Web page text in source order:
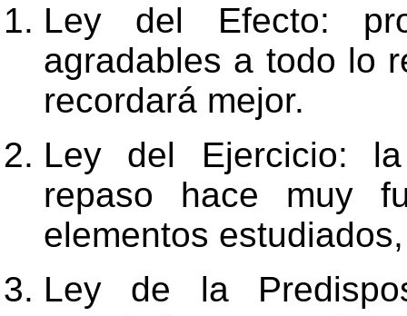
Ley del Efecto:
agradables a todo lo
recordará mejor.
Ley del Ejercicio:
repaso hace muy
elementos
Ley de la